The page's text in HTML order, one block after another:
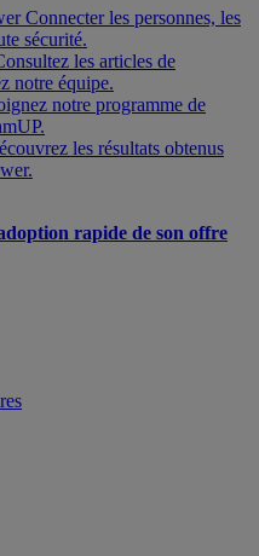
Connecter les personnes, les
sécurité.
les articles de
notre équipe.
notre programme de
les résultats obtenus
rapide de son offre